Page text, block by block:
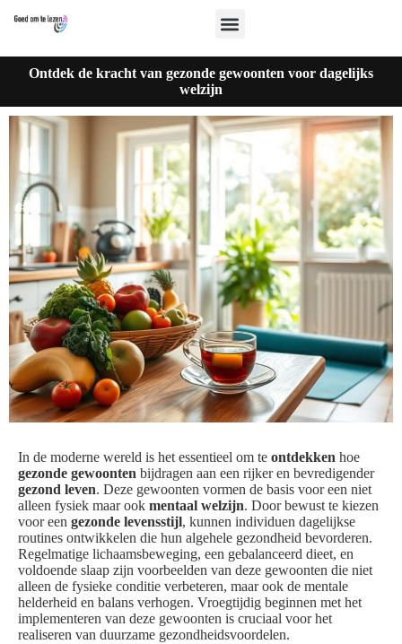
Ontdek de kracht van gezonde gewoonten voor dagelijks
welzijn
In de moderne wereld is het essentieel om te ontdekken hoe
gezonde gewoonten bijdragen aan een rijker en bevredigender
gezond leven. Deze gewoonten vormen de basis voor een niet
alleen fysiek maar ook mentaal welzijn. Door bewust te kiezen
voor een gezonde levensstijl, kunnen individuen dagelijkse
routines ontwikkelen die hun algehele gezondheid bevorderen.
Regelmatige lichaamsbeweging, een gebalanceerd dieet, en
voldoende slaap zijn voorbeelden van deze gewoonten die niet
alleen de fysieke conditie verbeteren, maar ook de mentale
helderheid en balans verhogen. Vroegtijdig beginnen met het
implementeren van deze gewoonten is cruciaal voor het
realiseren van duurzame gezondheidsvoordelen.